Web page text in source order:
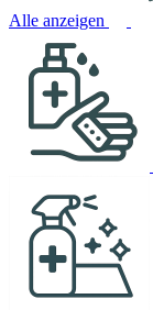
Alle anzeigen